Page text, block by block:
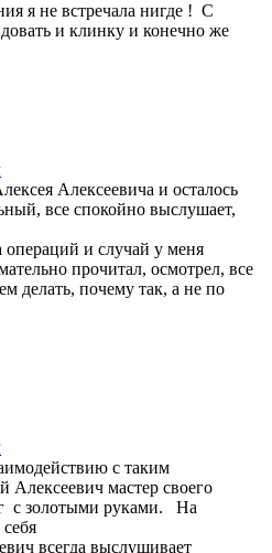
я не встречала нигде ! С
и клинку и конечно же
Алексеевича и осталось
все спокойно выслушает,
и случай у меня
прочитал, осмотрел, все
делать, почему так, а не по
с таким
Алексеевич мастер своего
с золотыми руками. На
всегда выслушивает